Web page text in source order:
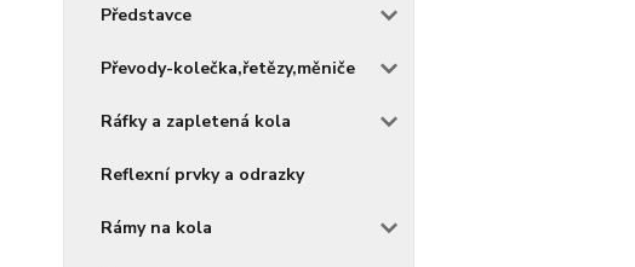
Představce
Převody-kolečka,řetězy,měniče
Ráfky a zapletená kola
Reflexní prvky a odrazky
Rámy na kola